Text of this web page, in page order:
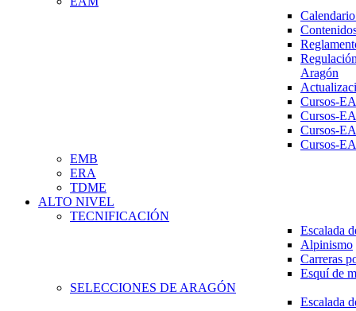
Aragón
Cursos-
Cursos-
Cursos-
Cursos-
EMB
ERA
TDME
ALTO NIVEL
TECNIFICACIÓN
Escalada
Alpinismo
Carreras
Esquí de
SELECCIONES DE ARAGÓN
Escalada